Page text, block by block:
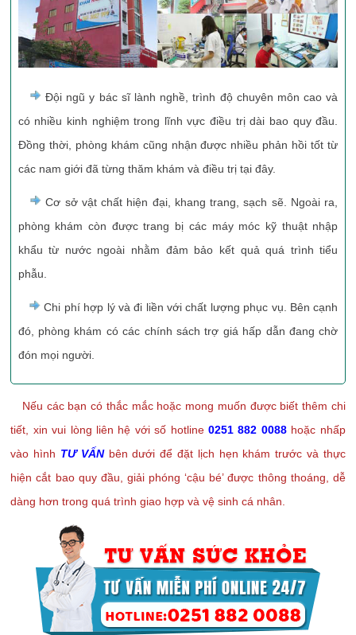
Đội ngũ y bác sĩ lành nghề, trình độ chuyên môn cao và
có nhiều kinh nghiệm trong lĩnh vực điều trị dài bao quy đầu.
Đồng thời, phòng khám cũng nhận được nhiều phản hồi tốt từ
các nam giới đã từng thăm khám và điều trị tại đây.
Cơ sở vật chất hiện đại, khang trang, sạch sẽ. Ngoài ra,
phòng khám còn được trang bị các máy móc kỹ thuật nhập
khẩu từ nước ngoài nhằm đảm bảo kết quả quá trình tiểu
phẫu.
Chi phí hợp lý và đi liền với chất lượng phục vụ. Bên cạnh
đó, phòng khám có các chính sách trợ giá hấp dẫn đang chờ
đón mọi người.
Nếu các bạn có thắc mắc hoặc mong muốn được biết thêm chi
tiết, xin vui lòng liên hệ với số hotline0251 882 0088 hoặc nhấp
vào hình TƯ VẤN bên dưới để đặt lịch hẹn khám trước và thực
hiện cắt bao quy đầu, giải phóng ‘cậu bé’ được thông thoáng, dễ
dàng hơn trong quá trình giao hợp và vệ sinh cá nhân.